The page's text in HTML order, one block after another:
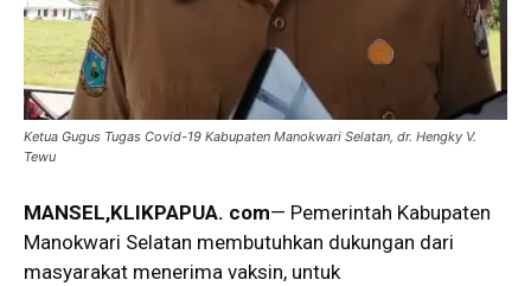
Ketua Gugus Tugas Covid-19 Kabupaten Manokwari Selatan, dr. Hengky V.
Tewu
MANSEL,KLIKPAPUA. com— Pemerintah Kabupaten
Manokwari Selatan membutuhkan dukungan dari
masyarakat menerima vaksin, untuk